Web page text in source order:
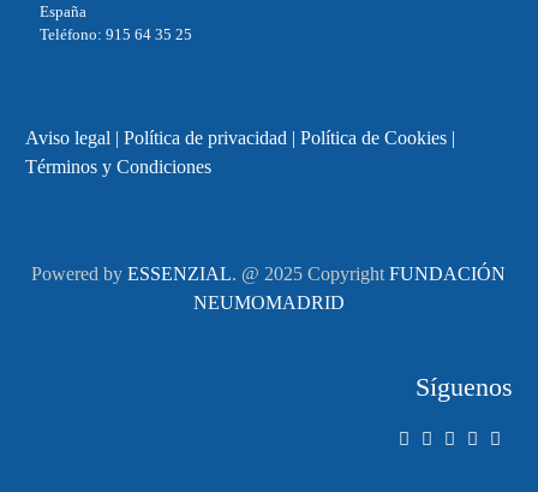
España
Teléfono: 915 64 35 25
Aviso legal | Política de privacidad | Política de Cookies|
Términos y Condiciones
Powered byESSENZIAL. @ 2025 CopyrightFUNDACIÓN
NEUMOMADRID
Síguenos